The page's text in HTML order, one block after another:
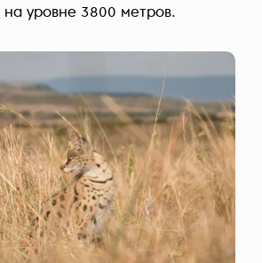
уровне 3800 метров.